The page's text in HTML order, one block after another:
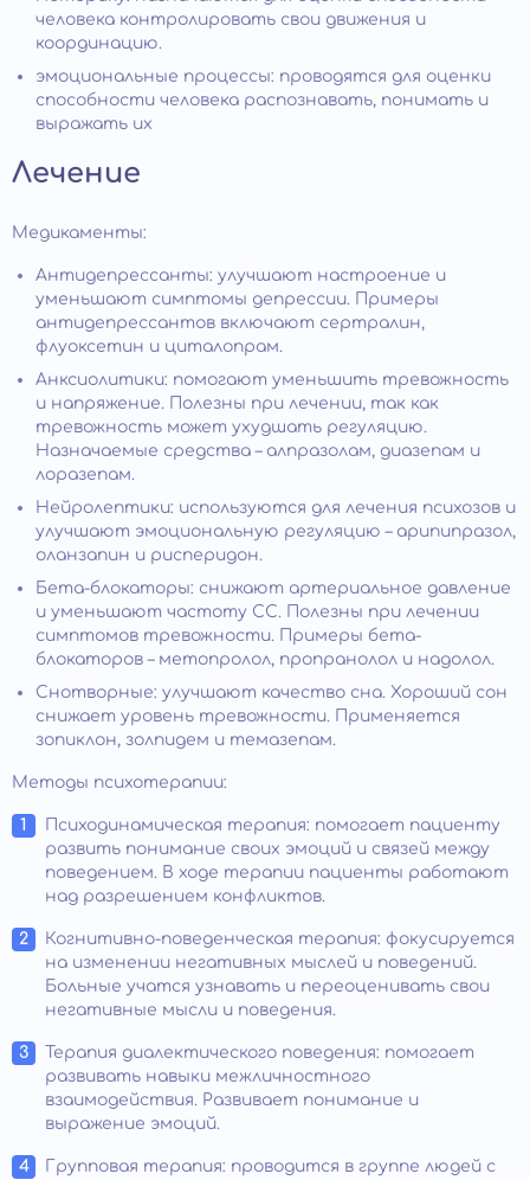
человека контролировать свои движения и
координацию.
эмоциональные процессы: проводятся для оценки
способности человека распознавать, понимать и
выражать их
Лечение
Медикаменты:
Антидепрессанты: улучшают настроение и
уменьшают симптомы депрессии. Примеры
антидепрессантов включают сертралин,
флуоксетин и циталопрам.
Анксиолитики: помогают уменьшить тревожность
и напряжение. Полезны при лечении, так как
тревожность может ухудшать регуляцию.
Назначаемые средства – алпразолам, диазепам и
лоразепам.
Нейролептики: используются для лечения психозов и
улучшают эмоциональную регуляцию – арипипразол,
оланзапин и рисперидон.
Бета-блокаторы: снижают артериальное давление
и уменьшают частоту СС. Полезны при лечении
симптомов тревожности. Примеры бета-
блокаторов – метопролол, пропранолол и надолол.
Снотворные: улучшают качество сна. Хороший сон
снижает уровень тревожности. Применяется
зопиклон, золпидем и темазепам.
Методы психотерапии:
Психодинамическая терапия: помогает пациенту
развить понимание своих эмоций и связей между
поведением. В ходе терапии пациенты работают
над разрешением конфликтов.
Когнитивно-поведенческая терапия: фокусируется
на изменении негативных мыслей и поведений.
Больные учатся узнавать и переоценивать свои
негативные мысли и поведения.
Терапия диалектического поведения: помогает
развивать навыки межличностного
взаимодействия. Развивает понимание и
выражение эмоций.
Групповая терапия: проводится в группе людей с